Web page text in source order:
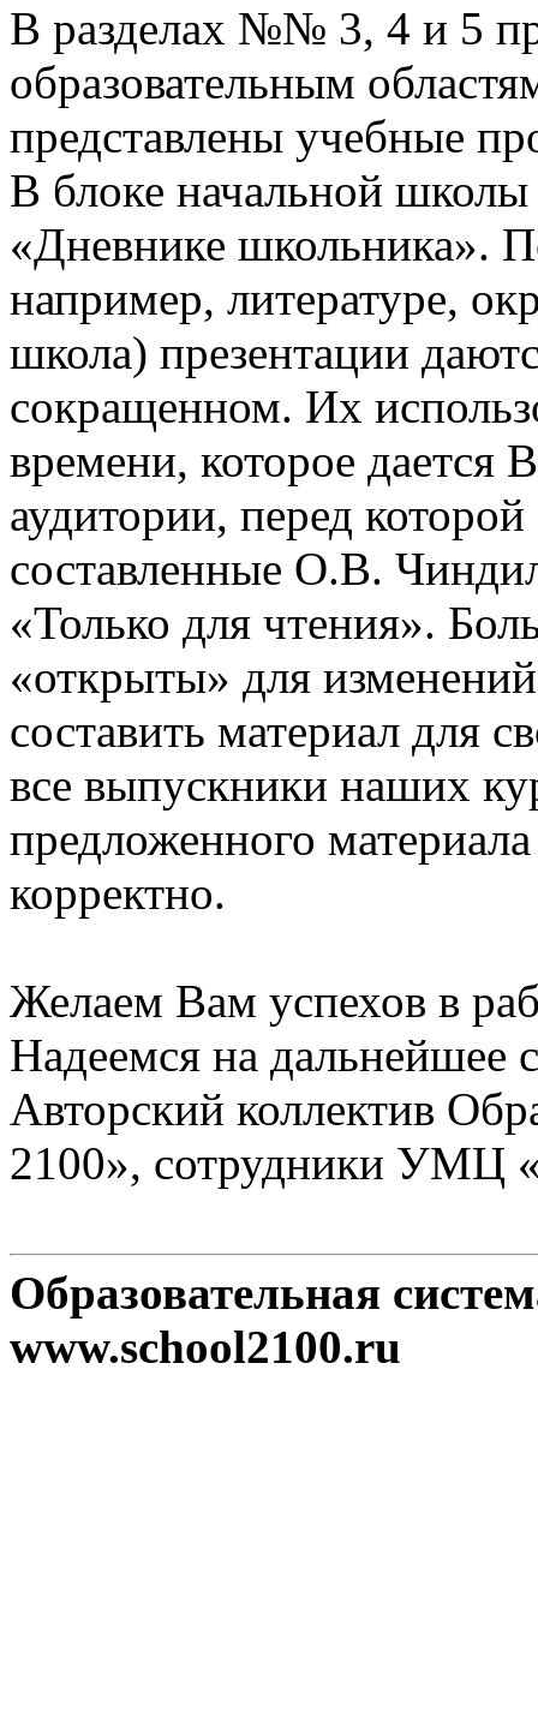
В разделах №№ 3, 4 и 5
образовательным
представлены учебные
В блоке начальной
«Дневнике школьника».
например, литературе,
школа) презентации
сокращенном. Их
времени, которое дается
аудитории, перед
составленные О.В.
«Только для чтения».
«открыты» для
составить материал для
все выпускники наших
предложенного
корректно.
Желаем Вам успехов в
Надеемся на дальнейшее
Авторский коллектив
2100», сотрудники УМЦ
Образовательная
www.school2100.ru